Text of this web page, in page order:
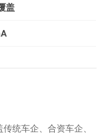
盖
传统车企、合资车企、